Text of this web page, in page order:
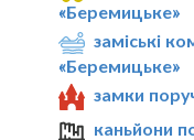
«Беремицьке»
заміські
«Беремицьке»
замки
каньйони